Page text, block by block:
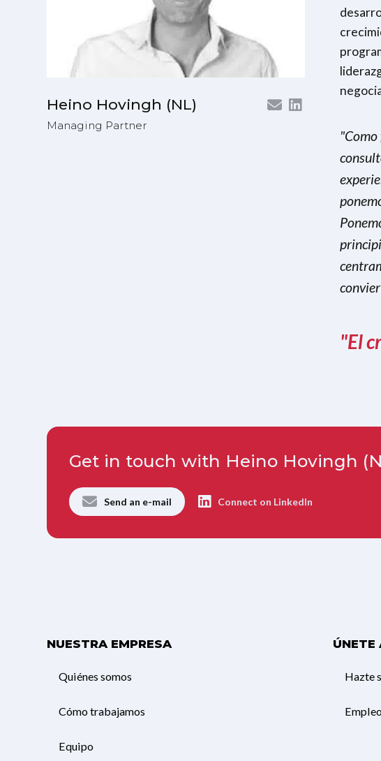
Heino Hovingh (NL)
Managing Partner
"El
Get in touch with Heino Hovingh
Send an e-mail Connect on LinkedIn
NUESTRA EMPRESA
Quiénes somos
Cómo trabajamos
Equipo
ÚNETE
Hazte